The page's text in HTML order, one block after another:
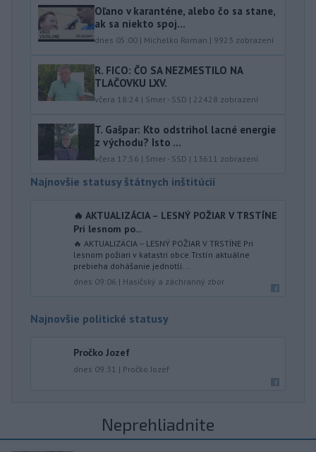
Oľano v karanténe, alebo čo sa stane,
ak sa niekto spoj...
dnes 05:00 | Michelko Roman | 9923 zobrazení
R. FICO: ČO SA NEZMESTILO NA
TLAČOVKU LXV.
včera 18:24 | Smer - SSD | 22428 zobrazení
T. Gašpar: Kto odstrihol lacné energie
z východu? Isto ...
včera 17:56 | Smer - SSD | 13611 zobrazení
Najnovšie statusy štátnych inštitúcií
🔥 AKTUALIZÁCIA – LESNÝ POŽIAR V TRSTÍNE
Pri lesnom po...
🔥 AKTUALIZÁCIA – LESNÝ POŽIAR V TRSTÍNE Pri
lesnom požiari v katastri obce Trstín aktuálne
prebieha dohášanie jednotli...
dnes 09:06 | Hasičský a záchranný zbor
Najnovšie politické statusy
Pročko Jozef
dnes 09:31 | Pročko Jozef
Neprehliadnite